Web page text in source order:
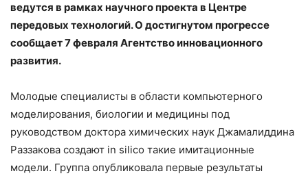
ведутся в рамках научного проекта в Центре
передовых технологий. О достигнутом прогрессе
сообщает 7 февраля Агентство инновационного
развития.
Молодые специалисты в области компьютерного
моделирования, биологии и медицины под
руководством доктора химических наук Джамалиддина
Раззакова создают in silico такие имитационные
модели. Группа опубликовала первые результаты